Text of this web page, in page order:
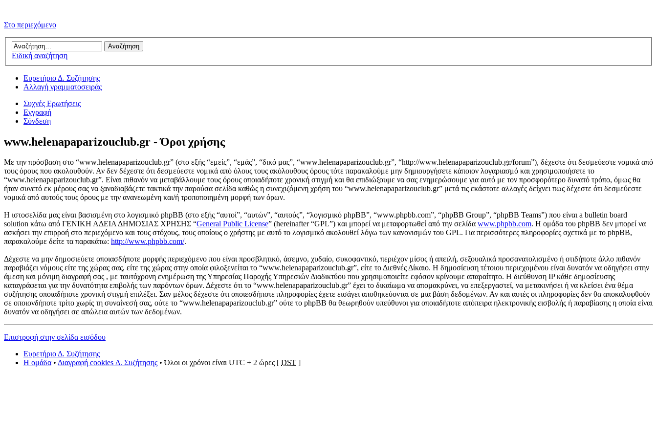
Στο περιεχόμενο
Ειδική αναζήτηση
Ευρετήριο Δ. Συζήτησης
Αλλαγή γραμματοσειράς
Συχνές Ερωτήσεις
Εγγραφή
Σύνδεση
www.helenapaparizouclub.gr - Όροι χρήσης
Με την πρόσβαση στο “www.helenapaparizouclub.gr” (στο εξής “εμείς”, “εμάς”, “δικό μας”, “www.helenapaparizouclub.gr”, “http://www.helenapaparizouclub.gr/forum”), δέχεστε ότι δεσμεύεστε νομικά από
τους όρους που ακολουθούν. Αν δεν δέχεστε ότι δεσμεύεστε νομικά από όλους τους ακόλουθους όρους τότε παρακαλούμε μην δημιουργήσετε κάποιον λογαριασμό και χρησιμοποιήσετε το
“www.helenapaparizouclub.gr”. Είναι πιθανόν να μεταβάλλουμε τους όρους οποιαδήποτε χρονική στιγμή και θα επιδιώξουμε να σας ενημερώσουμε για αυτό με τον προσφορότερο δυνατό τρόπο, όμως θα
ήταν συνετό εκ μέρους σας να ξαναδιαβάζετε τακτικά την παρούσα σελίδα καθώς η συνεχιζόμενη χρήση του “www.helenapaparizouclub.gr” μετά τις εκάστοτε αλλαγές δείχνει πως δέχεστε ότι δεσμεύεστε
νομικά από αυτούς τους όρους με την ανανεωμένη και/ή τροποποιημένη μορφή των όρων.
Η ιστοσελίδα μας είναι βασισμένη στο λογισμικό phpBB (στο εξής “αυτοί”, “αυτών”, “αυτούς”, “λογισμικό phpBB”, “www.phpbb.com”, “phpBB Group”, “phpBB Teams”) που είναι a bulletin board
solution κάτω από ΓΕΝΙΚΗ ΑΔΕΙΑ ΔΗΜΟΣΙΑΣ ΧΡΗΣΗΣ “General Public License” (hereinafter “GPL”) και μπορεί να μεταφορτωθεί από την σελίδα www.phpbb.com. Η ομάδα του phpBB δεν μπορεί να
ασκήσει την επιρροή στο περιεχόμενο και τους στόχους, τους οποίους ο χρήστης με αυτό το λογισμικό ακολουθεί λόγω των κανονισμών του GPL. Για περισσότερες πληροφορίες σχετικά με το phpBB,
παρακαλούμε δείτε τα παρακάτω: http://www.phpbb.com/.
Δέχεστε να μην δημοσιεύετε οποιασδήποτε μορφής περιεχόμενο που είναι προσβλητικό, άσεμνο, χυδαίο, συκοφαντικό, περιέχον μίσος ή απειλή, σεξουαλικά προσανατολισμένο ή οτιδήποτε άλλο πιθανόν
παραβιάζει νόμους είτε της χώρας σας, είτε της χώρας στην οποία φιλοξενείται το “www.helenapaparizouclub.gr”, είτε το Διεθνές Δίκαιο. Η δημοσίευση τέτοιου περιεχομένου είναι δυνατόν να οδηγήσει στην
άμεση και μόνιμη διαγραφή σας , με ταυτόχρονη ενημέρωση της Υπηρεσίας Παροχής Υπηρεσιών Διαδικτύου που χρησιμοποιείτε εφόσον κρίνουμε απαραίτητο. Η διεύθυνση IP κάθε δημοσίευσης
καταγράφεται για την δυνατότητα επιβολής των παρόντων όρων. Δέχεστε ότι το “www.helenapaparizouclub.gr” έχει το δικαίωμα να απομακρύνει, να επεξεργαστεί, να μετακινήσει ή να κλείσει ένα θέμα
συζήτησης οποιαδήποτε χρονική στιγμή επιλέξει. Σαν μέλος δέχεστε ότι οποιεσδήποτε πληροφορίες έχετε εισάγει αποθηκεύονται σε μια βάση δεδομένων. Αν και αυτές οι πληροφορίες δεν θα αποκαλυφθούν
σε οποιονδήποτε τρίτο χωρίς τη συναίνεσή σας, ούτε το “www.helenapaparizouclub.gr” ούτε το phpBB θα θεωρηθούν υπεύθυνοι για οποιαδήποτε απόπειρα ηλεκτρονικής εισβολής ή παραβίασης η οποία είναι
δυνατόν να οδηγήσει σε απώλεια αυτών των δεδομένων.
Επιστροφή στην σελίδα εισόδου
Ευρετήριο Δ. Συζήτησης
Η ομάδα • Διαγραφή cookies Δ. Συζήτησης • Όλοι οι χρόνοι είναι UTC + 2 ώρες [ DST ]